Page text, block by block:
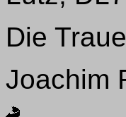
Die
Joachim